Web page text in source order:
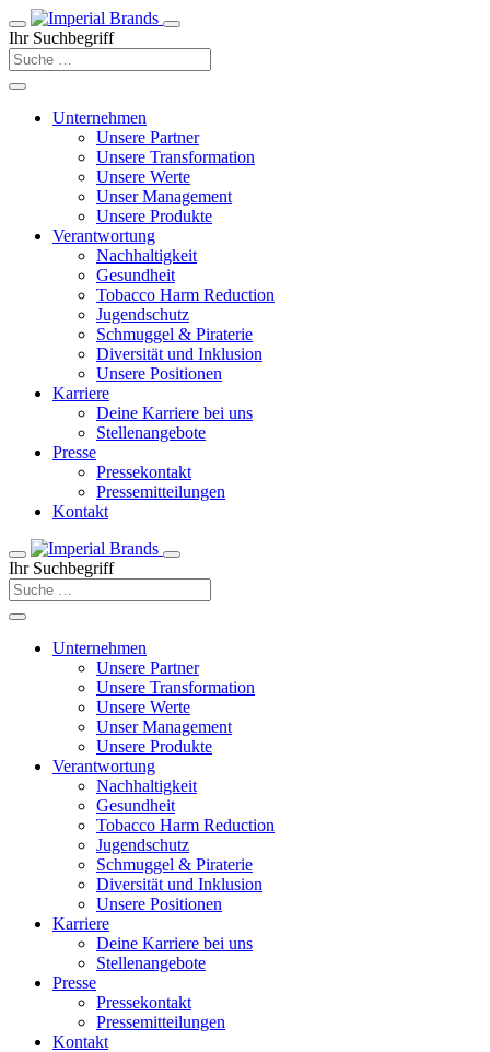
Ihr Suchbegriff
Unternehmen
Unsere Partner
Unsere Transformation
Unsere Werte
Unser Management
Unsere Produkte
Verantwortung
Nachhaltigkeit
Gesundheit
Tobacco Harm Reduction
Jugendschutz
Schmuggel & Piraterie
Diversität und Inklusion
Unsere Positionen
Karriere
Deine Karriere bei uns
Stellenangebote
Presse
Pressekontakt
Pressemitteilungen
Kontakt
Ihr Suchbegriff
Unternehmen
Unsere Partner
Unsere Transformation
Unsere Werte
Unser Management
Unsere Produkte
Verantwortung
Nachhaltigkeit
Gesundheit
Tobacco Harm Reduction
Jugendschutz
Schmuggel & Piraterie
Diversität und Inklusion
Unsere Positionen
Karriere
Deine Karriere bei uns
Stellenangebote
Presse
Pressekontakt
Pressemitteilungen
Kontakt